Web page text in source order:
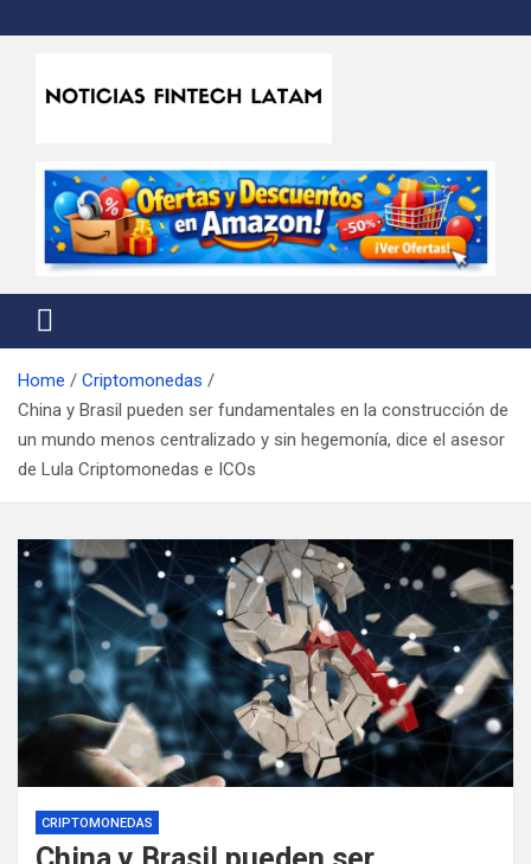
to
Noticias Fintech Latam
Home
Criptomonedas
China y Brasil pueden ser fundamentales en la construcción de
un mundo menos centralizado y sin hegemonía, dice el asesor
de Lula Criptomonedas e ICOs
CRIPTOMONEDAS